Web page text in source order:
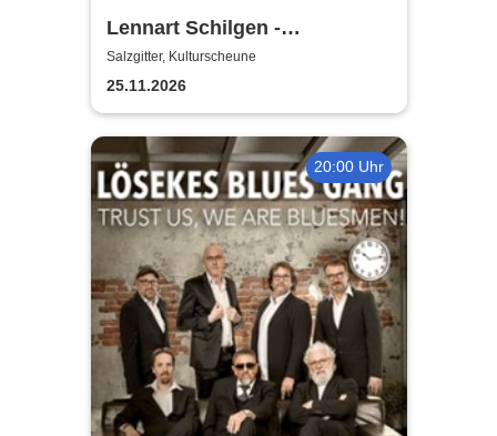
Lennart Schilgen -
Abwesenheitsnotizen
Salzgitter, Kulturscheune
25.11.2026
20:00 Uhr